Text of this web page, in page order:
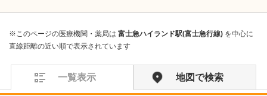
※このページの医療機関・薬局は 富士急ハイランド駅(富士急行線) を中心に
直線距離の近い順で表示されています
一覧表示 地図で検索